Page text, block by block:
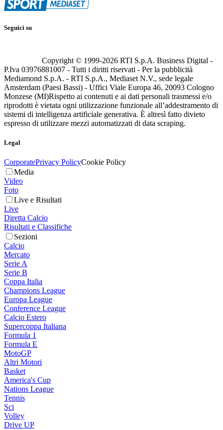
Seguici su
Copyright © 1999-2026 RTI S.p.A. Business Digital -
P.Iva 03976881007 - Tutti i diritti riservati - Per la pubblicità
Mediamond S.p.A. - RTI S.p.A., Mediaset N.V., sede legale
Amsterdam (Paesi Bassi) - Uffici Viale Europa 46, 20093 Cologno
Monzese (MI)Rispetto ai contenuti e ai dati personali trasmessi e/o
riprodotti è vietata ogni utilizzazione funzionale all’addestramento di
sistemi di intelligenza artificiale generativa. È altresì fatto divieto
espresso di utilizzare mezzi automatizzati di data scraping.
Legal
CorporatePrivacy PolicyCookie Policy
Media
Video
Foto
Live e Risultati
Live
Diretta Calcio
Risultati e Classifiche
Sezioni
Calcio
Mercato
Serie A
Serie B
Coppa Italia
Champions League
Europa League
Conference League
Calcio Estero
Supercoppa Italiana
Formula 1
Formula E
MotoGP
Altri Motori
Basket
America's Cup
Nations League
Tennis
Sci
Volley
Drive UP